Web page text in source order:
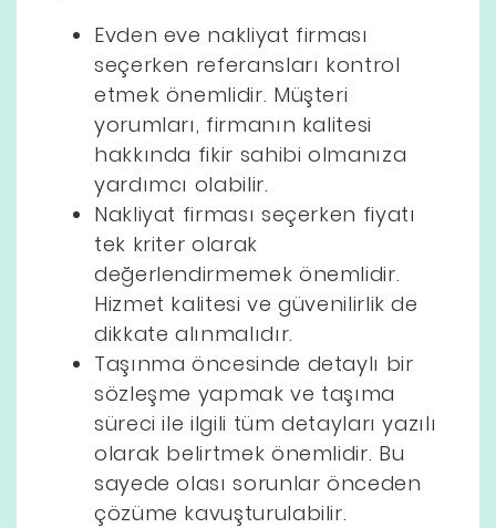
Evden eve nakliyat firması
seçerken referansları kontrol
etmek önemlidir. Müşteri
yorumları, firmanın kalitesi
hakkında fikir sahibi olmanıza
yardımcı olabilir.
Nakliyat firması seçerken fiyatı
tek kriter olarak
değerlendirmemek önemlidir.
Hizmet kalitesi ve güvenilirlik de
dikkate alınmalıdır.
Taşınma öncesinde detaylı bir
sözleşme yapmak ve taşıma
süreci ile ilgili tüm detayları yazılı
olarak belirtmek önemlidir. Bu
sayede olası sorunlar önceden
çözüme kavuşturulabilir.